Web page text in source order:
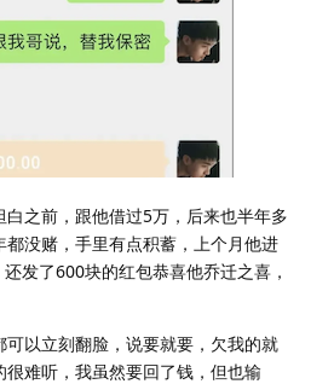
之前，跟他借过5万，后来也半年多
没赌，手里有点积蓄，上个月他进
发了600块的红包恭喜他乔迁之喜，
以立刻翻脸，说要就要，欠我的就
难听，我虽然要回了钱，但也输